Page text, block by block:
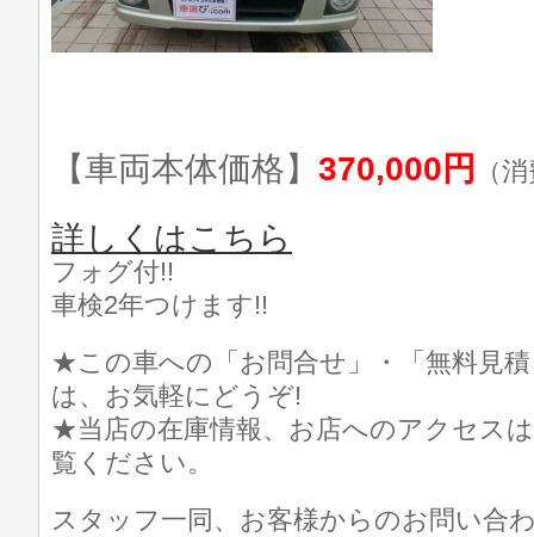
【車両本体価格】 370,000円 （
詳しくはこちら
フォグ付!!
車検2年つけます!!
★この車への「お問合せ」・「無料見
は、お気軽にどうぞ!
★当店の在庫情報、お店へのアクセス
覧ください。
スタッフ一同、お客様からのお問い合